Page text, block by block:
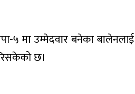
५ मा उम्मेदवार बनेका बालेनलाई
छ।